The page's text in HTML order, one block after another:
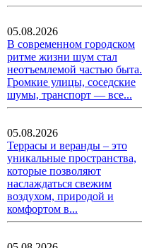
05.08.2026
В современном городском
ритме жизни шум стал
неотъемлемой частью быта.
Громкие улицы, соседские
шумы, транспорт — все...
05.08.2026
Террасы и веранды – это
уникальные пространства,
которые позволяют
наслаждаться свежим
воздухом, природой и
комфортом в...